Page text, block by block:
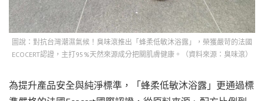
圖說：對抗台灣潮濕氣候！臭味滾推出「蜂柔低敏沐浴露」，榮獲嚴苛的法國
ECOCERT認證，主打95%天然來源成分把關肌膚健康。（資料來源：臭味滾）
為提升產品安全與純淨標準，「蜂柔低敏沐浴露」更通過標